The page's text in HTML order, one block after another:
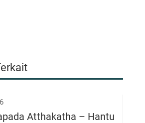
Atthakatha – Hantu